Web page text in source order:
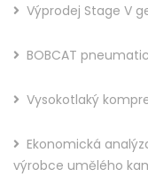
Výprodej Stage V
BOBCAT
Vysokotlaký
Ekonomická
výrobce umělého